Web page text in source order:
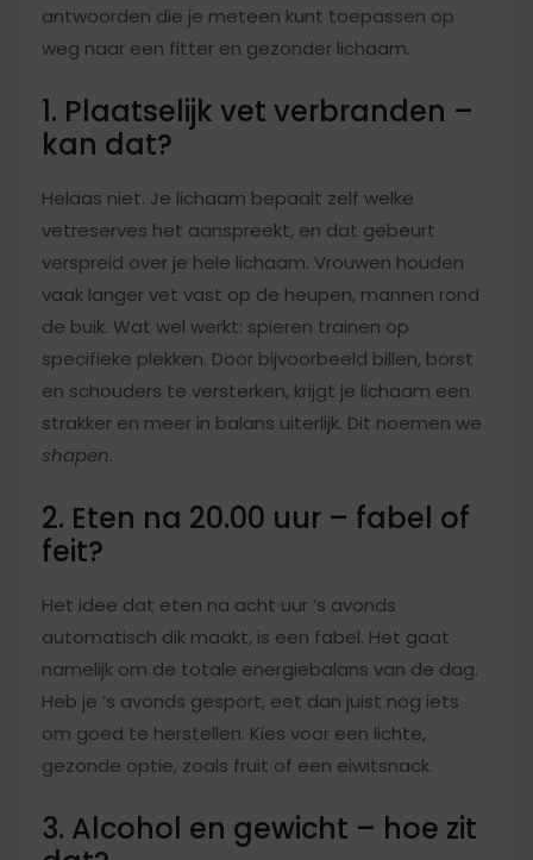
antwoorden die je meteen kunt toepassen op
weg naar een fitter en gezonder lichaam.
1. Plaatselijk vet verbranden –
kan dat?
Helaas niet. Je lichaam bepaalt zelf welke
vetreserves het aanspreekt, en dat gebeurt
verspreid over je hele lichaam. Vrouwen houden
vaak langer vet vast op de heupen, mannen rond
de buik. Wat wel werkt: spieren trainen op
specifieke plekken. Door bijvoorbeeld billen, borst
en schouders te versterken, krijgt je lichaam een
strakker en meer in balans uiterlijk. Dit noemen we
shapen.
2. Eten na 20.00 uur – fabel of
feit?
Het idee dat eten na acht uur ’s avonds
automatisch dik maakt, is een fabel. Het gaat
namelijk om de totale energiebalans van de dag.
Heb je ’s avonds gesport, eet dan juist nog iets
om goed te herstellen. Kies voor een lichte,
gezonde optie, zoals fruit of een eiwitsnack.
3. Alcohol en gewicht – hoe zit